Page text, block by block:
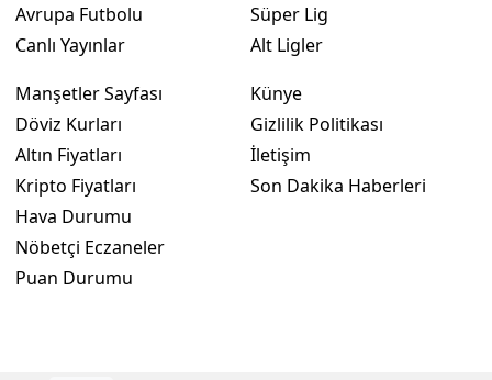
Avrupa Futbolu
Canlı Yayınlar
Süper Lig
Alt Ligler
Manşetler Sayfası
Döviz Kurları
Altın Fiyatları
Kripto Fiyatları
Hava Durumu
Nöbetçi Eczaneler
Puan Durumu
Künye
Gizlilik Politikası
İletişim
Son Dakika Haberleri